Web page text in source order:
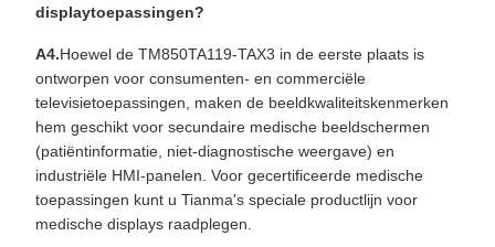
displaytoepassingen?
A4.Hoewel de TM850TA119-TAX3 in de eerste plaats is
ontworpen voor consumenten- en commerciële
televisietoepassingen, maken de beeldkwaliteitskenmerken
hem geschikt voor secundaire medische beeldschermen
(patiëntinformatie, niet-diagnostische weergave) en
industriële HMI-panelen. Voor gecertificeerde medische
toepassingen kunt u Tianma's speciale productlijn voor
medische displays raadplegen.